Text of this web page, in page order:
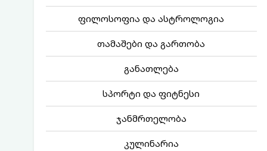
ფილოსოფია და ასტროლოგია
თამაშები და გართობა
განათლება
სპორტი და ფიტნესი
ჯანმრთელობა
კულინარია